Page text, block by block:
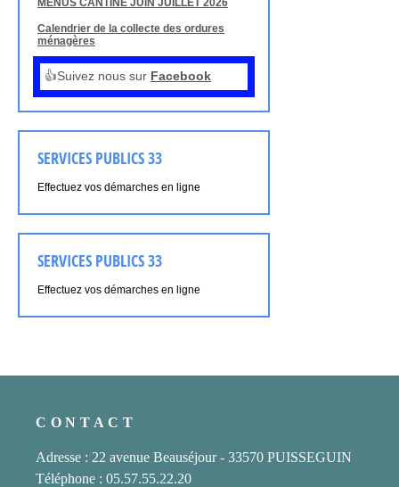
MENUS CANTINE JUIN JUILLET 2026
Calendrier de la collecte des ordures
ménagères
👍Suivez nous sur Facebook
SERVICES PUBLICS 33
Effectuez vos démarches en ligne
SERVICES PUBLICS 33
Effectuez vos démarches en ligne
CONTACT
Adresse : 22 avenue Beauséjour - 33570 PUISSEGUIN
Téléphone : 05.57.55.22.20